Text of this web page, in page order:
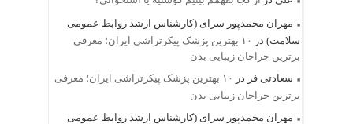
مهران محمدپور سرای (کارشناس ارشد روابط عمومی
سلامت) در
۱۰ بهترین پزشک پیکرتراشی ایران؛ معرفی
برترین جراحان زیبایی بدن
سعادتی فر در
۱۰ بهترین پزشک پیکرتراشی ایران؛ معرفی
برترین جراحان زیبایی بدن
مهران محمدپور سرای (کارشناس ارشد روابط عمومی